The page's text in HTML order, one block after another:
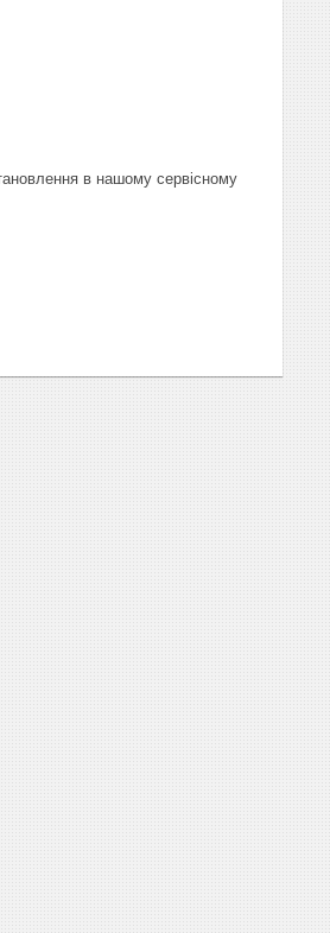
в нашому сервісному